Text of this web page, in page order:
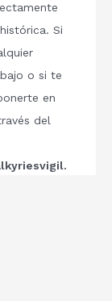
Si
o si te
en
del